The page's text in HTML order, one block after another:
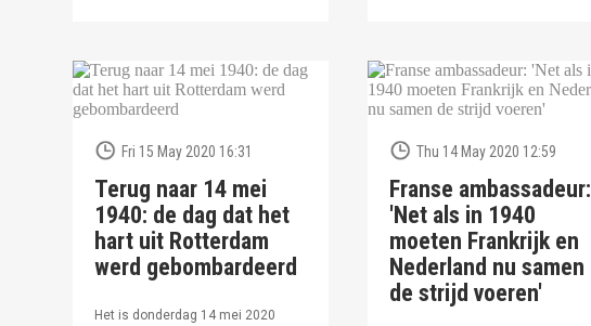
Fri 15 May 2020 16:31
Terug naar 14 mei
1940: de dag dat het
hart uit Rotterdam
werd gebombardeerd
Het is donderdag 14 mei 2020
Thu 14 May 2020 12:59
Franse ambassadeur:
'Net als in 1940
moeten Frankrijk en
Nederland nu samen
de strijd voeren'